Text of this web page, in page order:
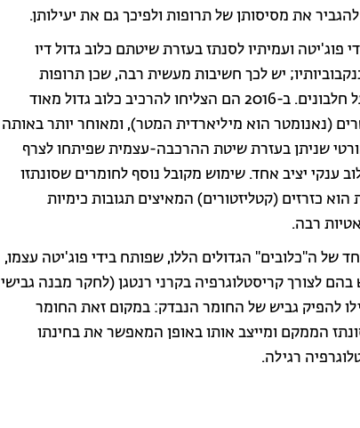
את מסיסותן של תרופות ולפיכך גם את יעילותן.
פוג'יטה ועמיתיו לסנתז בעזרת שיטתם כלוב גדול דיו
יש לכך חשיבות מעשית רבה, שכן תרופות
חדשות רבות מבוססות על חלבונים. ב-2016 הם הצליחו להרכיב כלוב גדול מאוד
8 נאנומטרים (נאנומטר הוא מיליארדית המטר), ומאוחר יותר באותה
שניתן בעזרת שיטת ההרכבה-עצמית שפיתחו לצרף
ענקי יציב אחד. שימוש מקובל נוסף לחומרים שסונתזו
כזרזים (קטליזטורים) המאיצים תגובות כימיות
רבה.
של ה"כלובים" הגדולים הללו, שפותח בידי פוג'יטה עצמו,
לצורך קריסטלוגרפיה בקרני רנטגן (לחקר מבנה גבישי
להפיק גביש של החומר הנבדק: במקום זאת החומר
הממקם ומייצב אותו באופן המאפשר את בחינתו
רגילה.